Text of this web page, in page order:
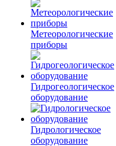
Метеорологические
приборы
Гидрогеологическое
оборудование
Гидрологическое
оборудование